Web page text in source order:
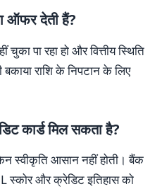
ऑफर देती हैं?
पा रहा हो और वित्तीय स्थिति
राशि के निपटान के लिए
कार्ड मिल सकता है?
स्वीकृति आसान नहीं होती। बैंक
स्कोर और क्रेडिट इतिहास को